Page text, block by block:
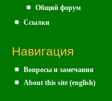
Общий форум
Ссылки
Навигация
Вопросы и замечания
About this site (english)